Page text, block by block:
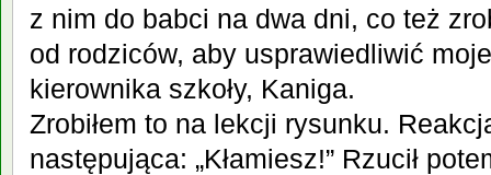
z nim do babci na dwa dni, co też
od rodziców, aby usprawiedliwić
kierownika szkoły, Kaniga.
Zrobiłem to na lekcji rysunku.
następująca: „Kłamiesz!” Rzucił